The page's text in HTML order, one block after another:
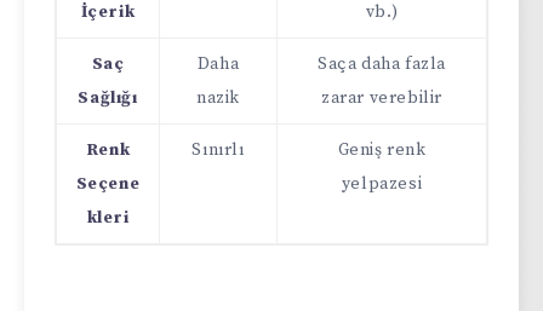
İçerik
vb.)
Saç
Sağlığı
Daha
nazik
Saça daha fazla
zarar verebilir
Renk
Seçene
kleri
Sınırlı
Geniş renk
yelpazesi